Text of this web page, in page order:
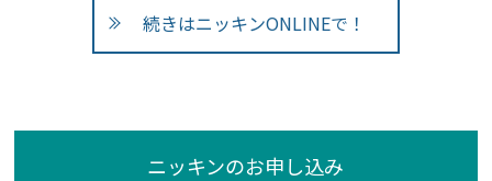
続きはニッキンONLINEで！
ニッキンのお申し込み